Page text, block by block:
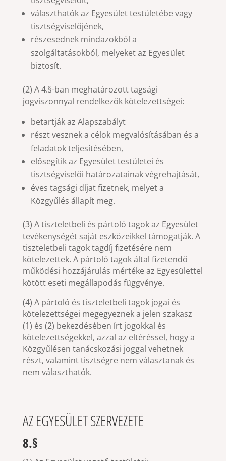
választhatók az Egyesület testületébe vagy
tisztségviselőjének,
részesednek mindazokból a
szolgáltatásokból, melyeket az Egyesület
biztosít.
(2) A 4.§-ban meghatározott tagsági
jogviszonnyal rendelkezők kötelezettségei:
betartják az Alapszabályt
részt vesznek a célok megvalósításában és a
feladatok teljesítésében,
elősegítik az Egyesület testületei és
tisztségviselői határozatainak végrehajtását,
éves tagsági díjat fizetnek, melyet a
Közgyűlés állapít meg.
(3) A tiszteletbeli és pártoló tagok az Egyesület
tevékenységét saját eszközeikkel támogatják. A
tiszteletbeli tagok tagdíj fizetésére nem
kötelezettek. A pártoló tagok által fizetendő
működési hozzájárulás mértéke az Egyesülettel
kötött eseti megállapodás függvénye.
(4) A pártoló és tiszteletbeli tagok jogai és
kötelezettségei megegyeznek a jelen szakasz
(1) és (2) bekezdésében írt jogokkal és
kötelezettségekkel, azzal az eltéréssel, hogy a
Közgyűlésen tanácskozási joggal vehetnek
részt, valamint tisztségre nem választanak és
nem választhatók.
AZ EGYESÜLET SZERVEZETE
8.§